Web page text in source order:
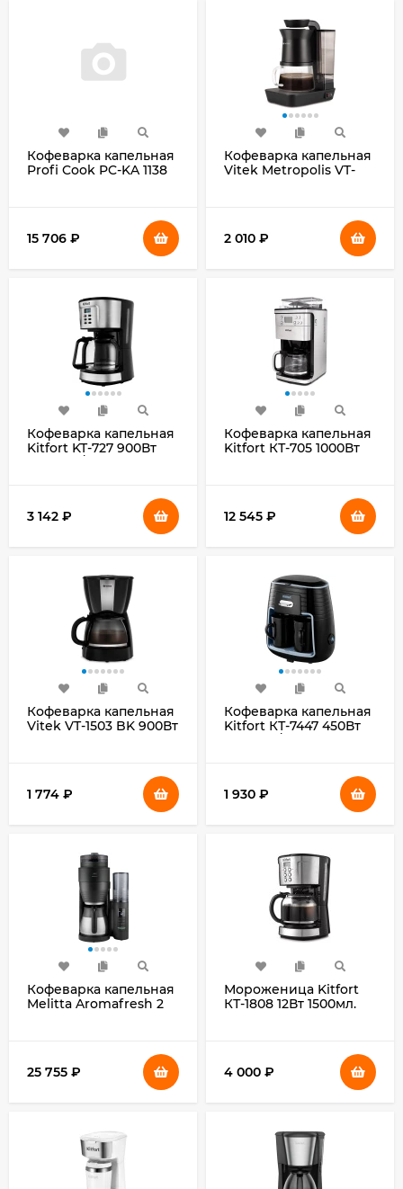
Кофеварка капельная
Profi Cook PC-KA 1138
15 706 ₽
Кофеварка капельная
Vitek Metropolis VT-
2 010 ₽
Кофеварка капельная
Kitfort KT-727 900Вт
3 142 ₽
Кофеварка капельная
Kitfort КТ-705 1000Вт
12 545 ₽
Кофеварка капельная
Vitek VT-1503 BK 900Вт
1 774 ₽
Кофеварка капельная
Kitfort КТ-7447 450Вт
1 930 ₽
Кофеварка капельная
Melitta Aromafresh 2
25 755 ₽
Мороженица Kitfort
КТ-1808 12Вт 1500мл.
4 000 ₽